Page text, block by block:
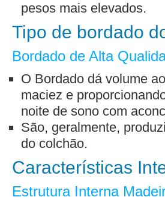
pesos mais elevados.
Tipo de bordado
Bordado de Alta
O Bordado dá volume
maciez e
noite de sono com
São, geralmente,
do colchão.
Características
Estrutura Interna